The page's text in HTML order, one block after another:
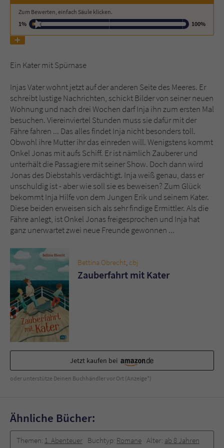
Zum Bewerten, einfach Säule klicken.
1%
100%
Ein Kater mit Spürnase
Injas Vater wohnt jetzt auf der anderen Seite des Meeres. Er
schreibt lustige Nachrichten, schickt Bilder von seiner neuen
Wohnung und nach drei Wochen darf Inja ihn zum ersten Mal
besuchen. Viereinviertel Stunden muss sie dafür mit der
Fähre fahren ... Das alles findet Inja nicht besonders toll.
Obwohl ihre Mutter ihr das einreden will. Wenigstens kommt
Onkel Jonas mit aufs Schiff. Er ist nämlich Zauberer und
unterhält die Passagiere mit seiner Show. Doch dann wird
Jonas des Diebstahls verdächtigt. Inja weiß genau, dass er
unschuldig ist - aber wie soll sie es beweisen? Zum Glück
bekommt Inja Hilfe von dem Jungen Erik und seinem Kater.
Diese beiden erweisen sich als sehr findige Ermittler. Als die
Fähre anlegt, ist Onkel Jonas freigesprochen und Inja hat
ganz unerwartet zwei neue Freunde gewonnen ...
Bettina Obrecht cbj
Zauberfahrt mit Kater
Jetzt kaufen bei
oder unterstütze Deinen Buchhändler vor Ort (Anzeige*)
Ähnliche Bücher:
Themen: 1. Abenteuer Buchtyp: Romane Alter: ab 8 Jahren
Name tx_pwcomments_ahash
Anbieter
Laufzeit 1 Jahr
Zweck Cookie für Kommentare einzelner Buchtitel
Name fe_typo_user
Anbieter Literatur-Couch Medien GmbH & Co. KG
Laufzeit Session
Zweck
Dieses Cookie gewährleistet die
Kommunikation der Webseite mit dem
Benutzer. Es wird benötigt um z. B. den
Sicherheitscode des Kontaktformulars zu